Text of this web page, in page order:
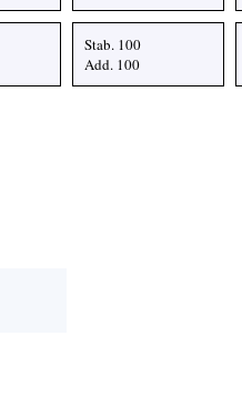
Stab. 100
Add. 100